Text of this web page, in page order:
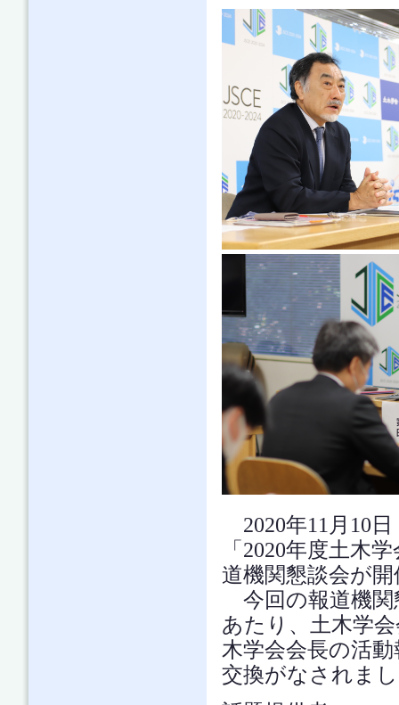
2020年11月10
「2020年度土木
道機関懇談会が
今回の報道機関
あたり、土木学
木学会会長の活
交換がなされま